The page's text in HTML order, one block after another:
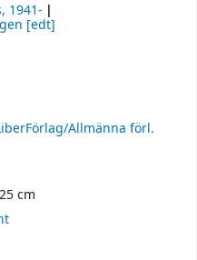
, 1941-
[edt]
Allmänna förl.
cm